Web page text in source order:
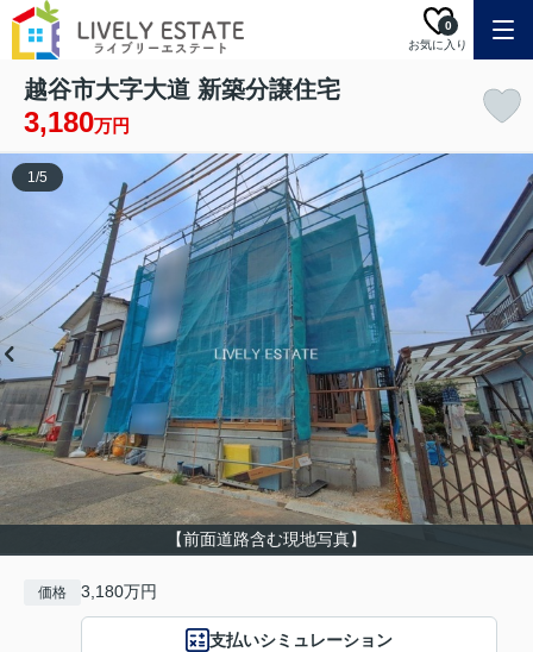
お気に入り
0
越谷市大字大道 新築分譲住宅
3,180万円
【前面道路含む現地写真】
1/5
価格 3,180万円
支払いシミュレーション